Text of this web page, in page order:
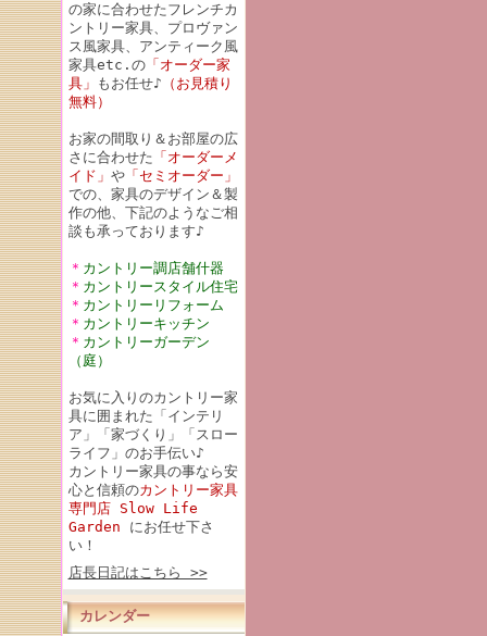
の家に合わせたフレンチカ
ントリー家具、プロヴァン
ス風家具、アンティーク風
家具etc.の「オーダー家
具」 もお任せ♪ （お見積り
無料）
お家の間取り＆お部屋の広
さに合わせた 「オーダーメ
イド」 や「セミオーダー」
での、家具のデザイン＆製
作の他、下記のようなご相
談も承っております♪
＊ カントリー調店舗什器
＊ カントリースタイル住宅
＊ カントリーリフォーム
＊ カントリーキッチン
＊ カントリーガーデン
（庭）
お気に入りのカントリー家
具に囲まれた「インテリ
ア」「家づくり」「スロー
ライフ」のお手伝い♪
カントリー家具の事なら安
心と信頼のカントリー家具
専門店 Slow Life
Garden にお任せ下さ
い！
店長日記はこちら >>
カレンダー